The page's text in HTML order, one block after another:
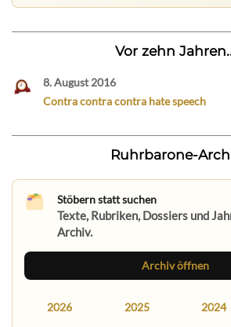
Vor zehn
8. August 2016
Contra contra contra hate speech
Ruhrbarone-
Stöbern statt suchen
Texte, Rubriken, Dossiers und
Archiv.
Archiv öffnen
2026 2025 2024